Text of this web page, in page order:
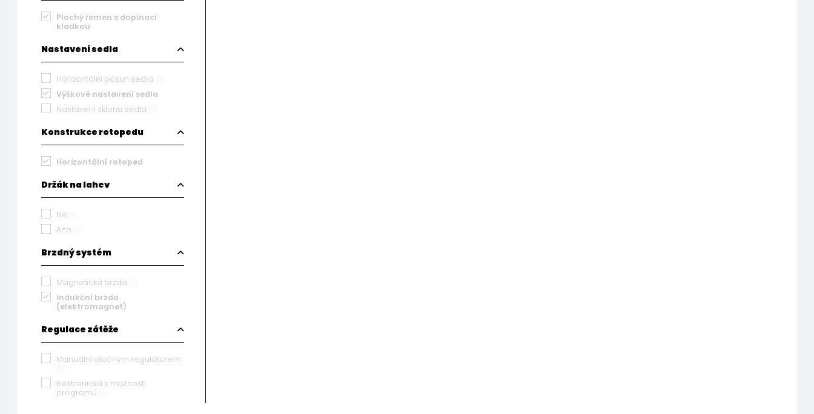
Plochý řemen s dopínací
kladkou
Nastavení sedla
Horizontální posun sedla
Výškové nastavení sedla
Nastavení sklonu sedla
Konstrukce rotopedu
Horizontální rotoped
Držák na lahev
Ne
Ano
Brzdný systém
Magnetická brzda
Indukční brzda
(elektromagnet)
Regulace zátěže
Manuální otočným regulátorem
Elektronická s možností
programů